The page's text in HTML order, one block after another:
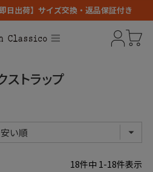
日出荷】サイズ交換・返品保証付き
ストラップ
18件中 1 -18件表示